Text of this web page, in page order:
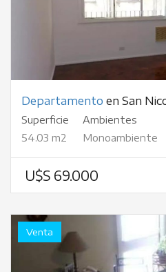
Departamento en San
Superficie
54.03 m2
Ambientes
Monoambiente
U$S 69.000
Venta